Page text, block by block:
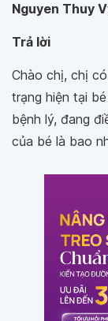
Nguyen Thuy
Trả lời
Chào chị, chị
trạng hiện tại
bệnh lý, đang
của bé là bao